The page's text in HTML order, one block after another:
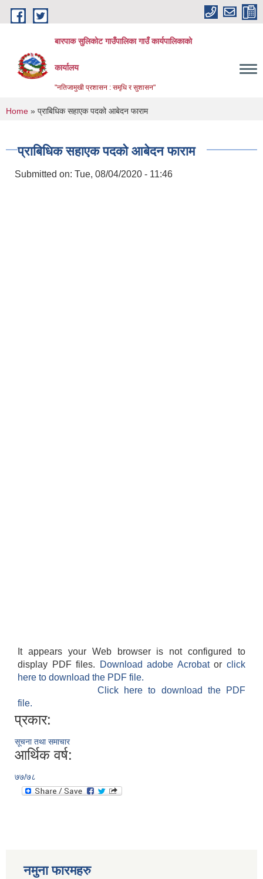
Skip to main content
बारपाक सुलिकोट गाउँपालिका गाउँ कार्यपालिकाको
कार्यालय
"नतिजामुखी प्रशासन : समृधि र सुशासन"
You are here
Home » प्राबिधिक सहाएक पदको आबेदन फाराम
प्राबिधिक सहाएक पदको आबेदन फाराम
Submitted on: Tue, 08/04/2020 - 11:46
It appears your Web browser is not configured to
display PDF files.
Download adobe Acrobatorclick
here to download the PDF file.
Click here to download the PDF
file.
प्रकार:
सूचना तथा समाचार
आर्थिक वर्ष:
७७/७८
नमुना फारमहरु